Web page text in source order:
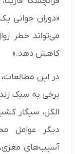
«دوران جوانی
می‌تواند خطر
کاهش دهد.»
در این
برخی به سبک
الکل، سیگار
دیگر عوامل
آسیب‌های